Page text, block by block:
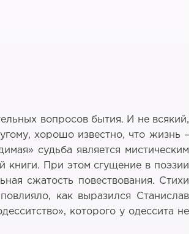
вопросов бытия. И не всякий,
хорошо известно, что жизнь –
судьба является мистическим
книги. При этом сгущение в поэзии
сжатость повествования. Стихи
как выразился Станислав
которого у одессита не